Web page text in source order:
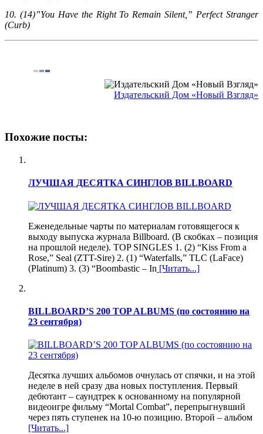
10. (14)”You Have the Right To Remain Silent,” Perfect Stranger
(Curb)
Издательский Дом «Новый Взгляд»
Похожие посты:
ЛУЧШАЯ ДЕСЯТКА СИНГЛОВ BILLBOARD
Еженедельные чарты по материалам готовящегося к
выходу выпуска журнала Billboard. (В скобках – позиция
на прошлой неделе). TOP SINGLES 1. (2) “Kiss From a
Rose,” Seal (ZTT-Sire) 2. (1) “Waterfalls,” TLC (LaFace)
(Platinum) 3. (3) “Boombastic – In [Читать...]
BILLBOARD’S 200 TOP ALBUMS (по состоянию на
23 сентября)
Десятка лучших альбомов очнулась от спячки, и на этой
неделе в ней сразу два новых поступления. Первый
дебютант – саундтрек к основанному на популярной
видеоигре фильму “Mortal Combat”, перепрыгнувший
через пять ступенек на 10-ю позицию. Второй – альбом
[Читать...]